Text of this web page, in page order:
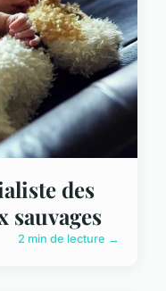
des
sauvages
2 min de lecture →